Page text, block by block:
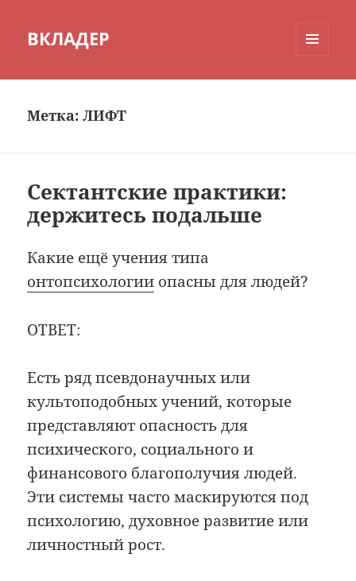
ВКЛАДЕР
Метка:ЛИФТ
Сектантские практики:
держитесь подальше
Какие ещё учения типа
онтопсихологии опасны для людей?
ОТВЕТ:
Есть ряд псевдонаучных или
культоподобных учений, которые
представляют опасность для
психического, социального и
финансового благополучия людей.
Эти системы часто маскируются под
психологию, духовное развитие или
личностный рост.